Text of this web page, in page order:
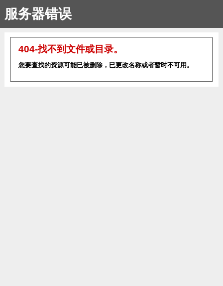
服务器错误
404-找不到文件或目录。
您要查找的资源可能已被删除，已更改名称或者暂时不可用。